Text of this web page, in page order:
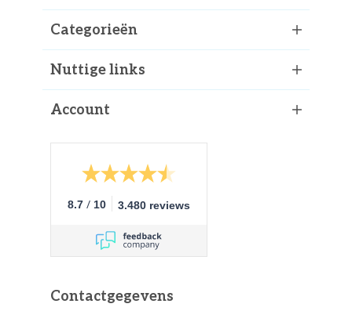
Categorieën
Nuttige links
Account
8.7 / 10 3.480 reviews
Contactgegevens